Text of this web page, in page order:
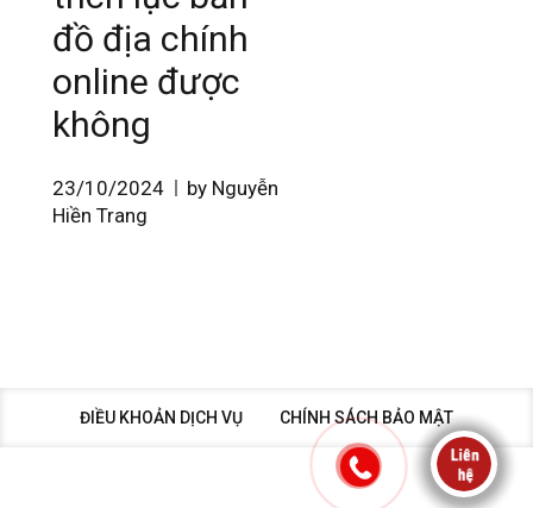
đồ địa chính
online được
không
23/10/2024
by Nguyễn
Hiền Trang
ĐIỀU KHOẢN DỊCH VỤ CHÍNH SÁCH BẢO MẬT